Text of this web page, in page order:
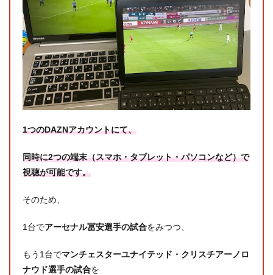
1つのDAZNアカウントにて、
同時に2つの端末（スマホ・タブレット・パソコンなど）で
視聴が可能です。
そのため、
1台でアーセナル冨安選手の試合をみつつ、
もう1台でマンチェスターユナイテッド・クリスチアーノロ
ナウド選手の試合を